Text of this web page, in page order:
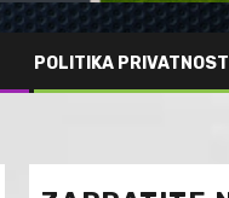
POLITIKA PRIVATNOSTI